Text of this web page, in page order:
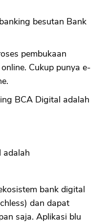
besutan Bank
pembukaan
Cukup punya e-
BCA Digital adalah
adalah
bank digital
dan dapat
saja. Aplikasi blu